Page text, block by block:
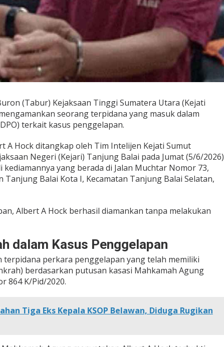
(Tabur) Kejaksaan Tinggi Sumatera Utara (Kejati
seorang terpidana yang masuk dalam
terkait kasus penggelapan.
A Hock ditangkap oleh Tim Intelijen Kejati Sumut
Negeri (Kejari) Tanjung Balai pada Jumat (5/6/2026)
kediamannya yang berada di Jalan Muchtar Nomor 73,
Balai Kota I, Kecamatan Tanjung Balai Selatan,
Albert A Hock berhasil diamankan tanpa melakukan
dalam Kasus Penggelapan
terpidana perkara penggelapan yang telah memiliki
berdasarkan putusan kasasi Mahkamah Agung
864 K/Pid/2020.
Tiga Eks Kepala KSOP Belawan, Diduga Rugikan